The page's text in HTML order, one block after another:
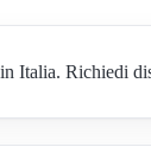
Richiedi